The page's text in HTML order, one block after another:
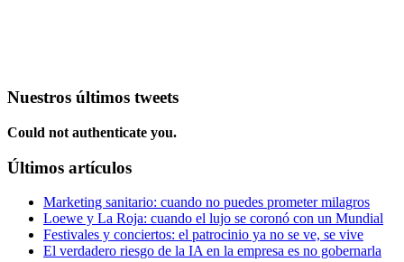
Nuestros últimos tweets
Could not authenticate you.
Últimos artículos
Marketing sanitario: cuando no puedes prometer milagros
Loewe y La Roja: cuando el lujo se coronó con un Mundial
Festivales y conciertos: el patrocinio ya no se ve, se vive
El verdadero riesgo de la IA en la empresa es no gobernarla